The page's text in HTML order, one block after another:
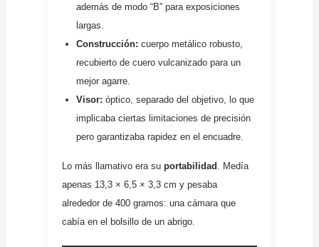
además de modo “B” para exposiciones
largas.
Construcción: cuerpo metálico robusto,
recubierto de cuero vulcanizado para un
mejor agarre.
Visor: óptico, separado del objetivo, lo que
implicaba ciertas limitaciones de precisión
pero garantizaba rapidez en el encuadre.
Lo más llamativo era su portabilidad . Medía
apenas 13,3 × 6,5 × 3,3 cm y pesaba
alrededor de 400 gramos: una cámara que
cabía en el bolsillo de un abrigo.